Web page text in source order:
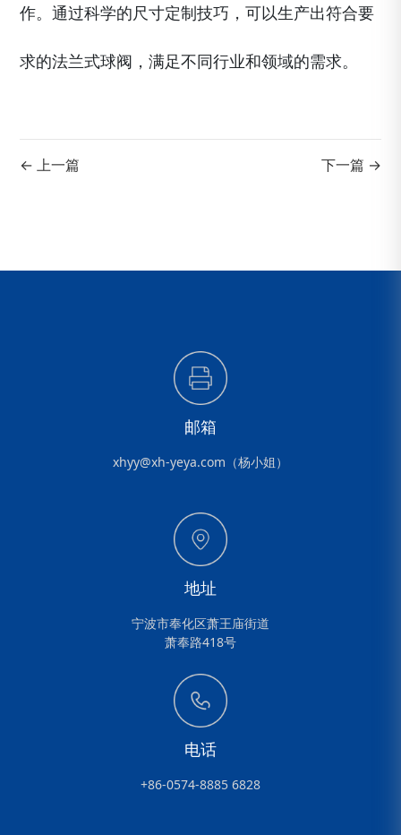
作。通过科学的尺寸定制技巧，可以生产出符合要
求的法兰式球阀，满足不同行业和领域的需求。
← 上一篇 下一篇 →
邮箱
xhyy@xh-yeya.com（杨小姐）
地址
宁波市奉化区萧王庙街道
萧奉路418号
电话
+86-0574-8885 6828